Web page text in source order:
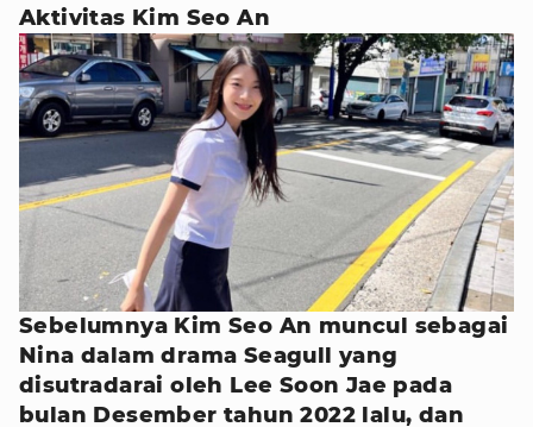
Aktivitas Kim Seo An
Sebelumnya Kim Seo An muncul sebagai
Nina dalam drama Seagull yang
disutradarai oleh Lee Soon Jae pada
bulan Desember tahun 2022 lalu, dan